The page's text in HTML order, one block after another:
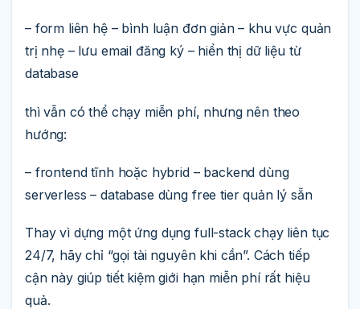
– form liên hệ – bình luận đơn giản – khu vực quản
trị nhẹ – lưu email đăng ký – hiển thị dữ liệu từ
database
thì vẫn có thể chạy miễn phí, nhưng nên theo
hướng:
– frontend tĩnh hoặc hybrid – backend dùng
serverless – database dùng free tier quản lý sẵn
Thay vì dựng một ứng dụng full-stack chạy liên tục
24/7, hãy chỉ “gọi tài nguyên khi cần”. Cách tiếp
cận này giúp tiết kiệm giới hạn miễn phí rất hiệu
quả.